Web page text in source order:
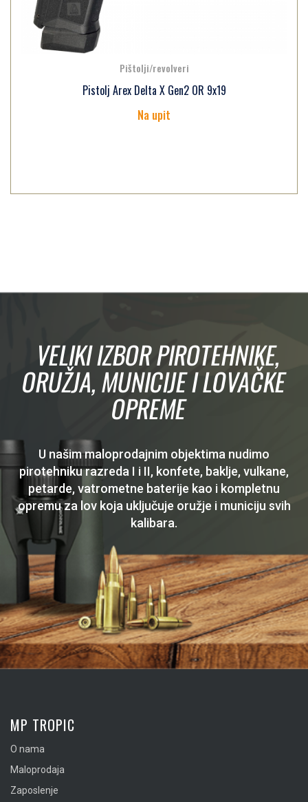
Pištolji/revolveri
Pistolj Arex Delta 2 L 9x19
Na upit
VELIKI IZBOR PIROTEHNIKE,
ORUŽJA, MUNICIJE I LOVAČKE
OPREME
U našim maloprodajnim objektima nudimo
pirotehniku razreda I i II, konfete, baklje, vulkane,
petarde, vatrometne baterije kao i kompletnu
opremu za lov koja uključuje oružje i municiju svih
kalibara.
MP TROPIC
O nama
Maloprodaja
Zaposlenje